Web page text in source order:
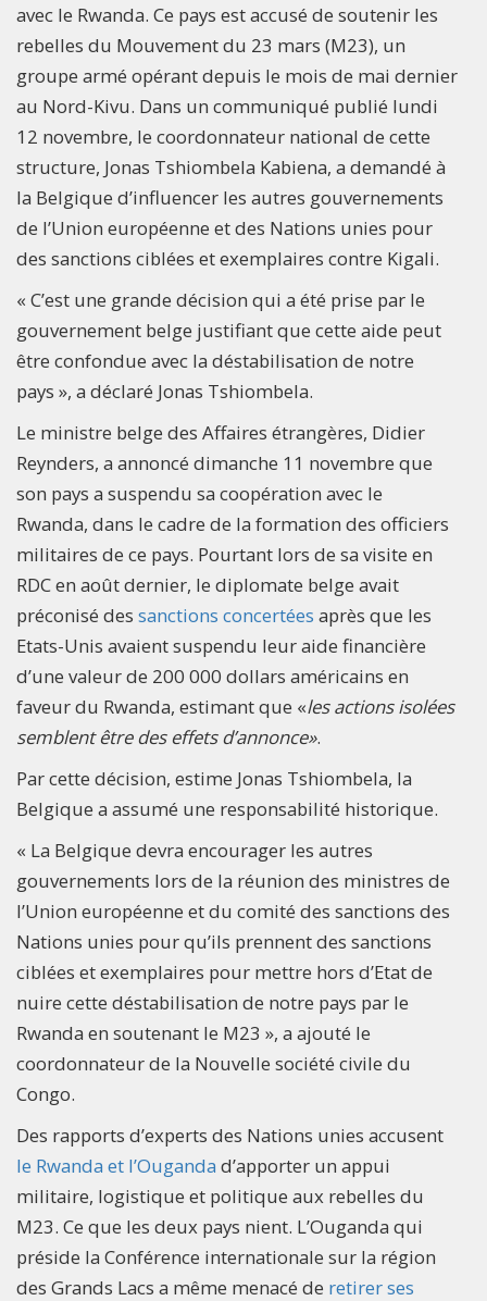
avec le Rwanda. Ce pays est accusé de soutenir les
rebelles du Mouvement du 23 mars (M23), un
groupe armé opérant depuis le mois de mai dernier
au Nord-Kivu. Dans un communiqué publié lundi
12 novembre, le coordonnateur national de cette
structure, Jonas Tshiombela Kabiena, a demandé à
la Belgique d’influencer les autres gouvernements
de l’Union européenne et des Nations unies pour
des sanctions ciblées et exemplaires contre Kigali.
« C’est une grande décision qui a été prise par le
gouvernement belge justifiant que cette aide peut
être confondue avec la déstabilisation de notre
pays », a déclaré Jonas Tshiombela.
Le ministre belge des Affaires étrangères, Didier
Reynders, a annoncé dimanche 11 novembre que
son pays a suspendu sa coopération avec le
Rwanda, dans le cadre de la formation des officiers
militaires de ce pays. Pourtant lors de sa visite en
RDC en août dernier, le diplomate belge avait
préconisé des sanctions concertées après que les
Etats-Unis avaient suspendu leur aide financière
d’une valeur de 200 000 dollars américains en
faveur du Rwanda, estimant que «les actions isolées
semblent être des effets d’annonce».
Par cette décision, estime Jonas Tshiombela, la
Belgique a assumé une responsabilité historique.
« La Belgique devra encourager les autres
gouvernements lors de la réunion des ministres de
l’Union européenne et du comité des sanctions des
Nations unies pour qu’ils prennent des sanctions
ciblées et exemplaires pour mettre hors d’Etat de
nuire cette déstabilisation de notre pays par le
Rwanda en soutenant le M23 », a ajouté le
coordonnateur de la Nouvelle société civile du
Congo.
Des rapports d’experts des Nations unies accusent
le Rwanda et l’Ouganda d’apporter un appui
militaire, logistique et politique aux rebelles du
M23. Ce que les deux pays nient. L’Ouganda qui
préside la Conférence internationale sur la région
des Grands Lacs a même menacé de retirer ses